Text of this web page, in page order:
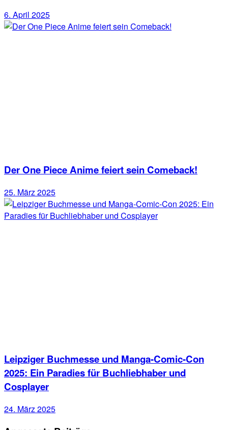
6. April 2025
Der One Piece Anime feiert sein Comeback!
25. März 2025
Leipziger Buchmesse und Manga-Comic-Con
2025: Ein Paradies für Buchliebhaber und
Cosplayer
24. März 2025